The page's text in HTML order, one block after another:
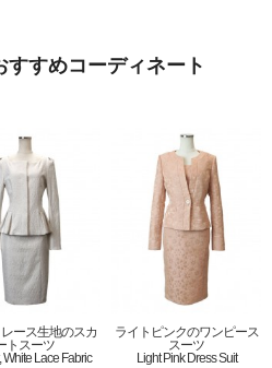
すすめコーディネート
ース生地のスカ
トスーツ
White Lace Fabric
ライトピンクのワンピース
スーツ
Light Pink Dress Suit